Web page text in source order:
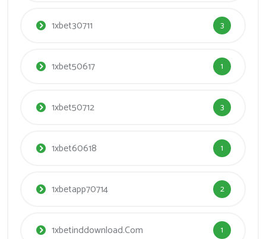
1xbet30711 3
1xbet50617 1
1xbet50712 3
1xbet60618 1
1xbetapp70714 2
1xbetinddownload.com 1